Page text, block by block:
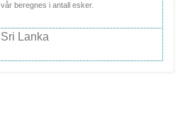
vår beregnes i antall esker.
Sri Lanka